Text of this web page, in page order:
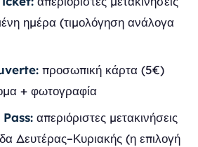
ημέρα (τιμολόγηση ανάλογα
προσωπική κάρτα (5€)
+ φωτογραφία
απεριόριστες μετακινήσεις
Δευτέρας–Κυριακής (η επιλογή